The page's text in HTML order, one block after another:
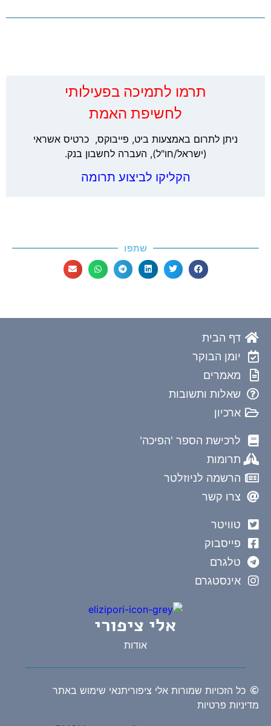
‏תרמו לתמיכה בפעילותי
לחשיפת האמת
ניתן לתרום באמצעות ביט, פייבוקס, כרטיס אשראי
(ישראל/חו"ל), העברה לחשבון בנק.
הקליקו לביצוע תרומה
שתפו
דף הבית
יומן הבוקר
מאמרים
שאלות ותשובות
ארכיון
לרכישת הספר 'הפיכה'
תרומות
הרשמה לניוזלטר
צרו קשר
טוויטר
פייסבוק
טלגרם
אינסטגרם
אלי ציפורי
אודות
כל הזכויות שמורות אלי ציפוריתנאי שימוש באתר
מדיניות פרטיות